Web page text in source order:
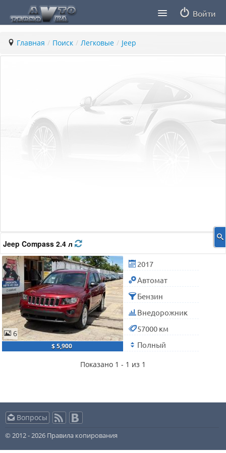
Войти
Статьи
Главная / Поиск / Легковые / Jeep
Jeep Compass 2.4 л
6
$ 5,900
2017
Автомат
Бензин
Внедорожник
57000 км
Полный
Показано 1 - 1 из 1
Вопросы
© 2012 - 2026 Правила копирования